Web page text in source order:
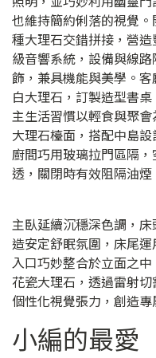
也維持簡約俐落的視覺
種大理石交錯拼接，營
級音響系統，設備與線
飾，兼具機能與美學。
白大理石，訂製造型書
主生活習慣以輕食與聚
大理石檯面，搭配中島
廚間巧用玻璃拉門區隔
透，關閉時有效阻隔油
主臥延續沉穩深色調，
造安定舒眠氛圍，床尾
入口巧妙整合於立面之
花瓷大理石，透過雷射
個性化視覺張力，創造專
小編的最愛